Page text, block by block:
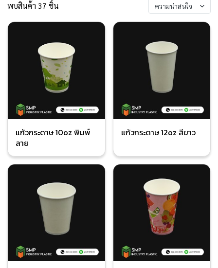
พบสินค้า 37 ชิ้น ความน่าสนใจ
แก้วกระดาษ 10oz พิมพ์
ลาย
แก้วกระดาษ 12oz สีขาว